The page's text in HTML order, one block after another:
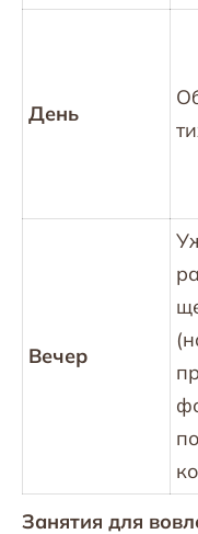
День
Вечер
Занятия для